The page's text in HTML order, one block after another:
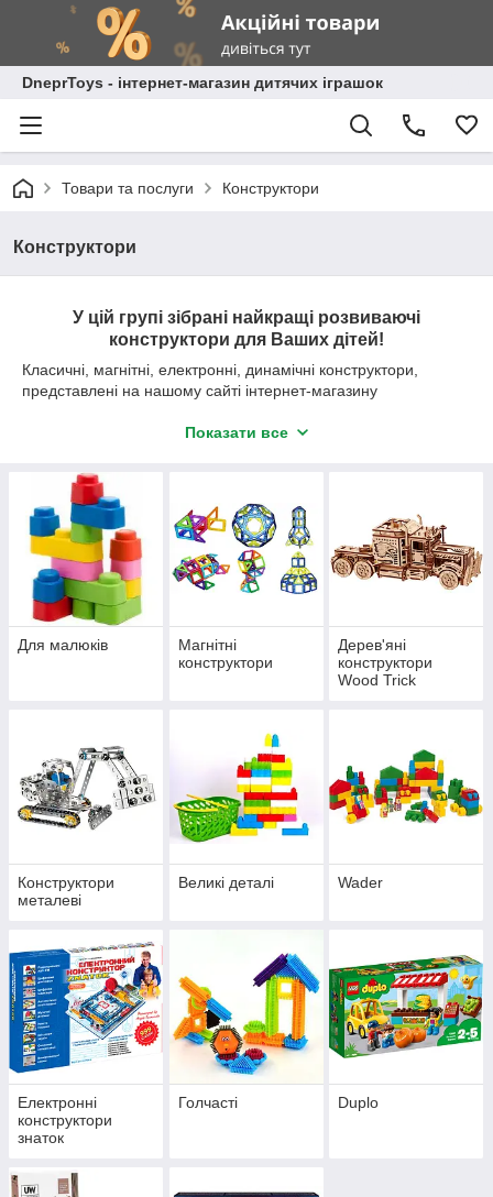
DneprToys - інтернет-магазин дитячих іграшок
Товари та послуги Конструктори
Конструктори
У цій групі зібрані найкращі розвиваючі
конструктори для Ваших дітей!
Класичні, магнітні, електронні, динамічні конструктори,
представлені на нашому сайті інтернет-магазину
рук і фантазію вашої дитини.
Оформити замовлення через кошик або за телефоном
Узгодити з менеджером деталі доставки та оплати
Показати все
Для малюків
Магнітні
конструктори
Дерев'яні
конструктори
Wood Trick
Конструктори
металеві
Великі деталі Wader
Електронні
конструктори
знаток
Голчасті Duplo